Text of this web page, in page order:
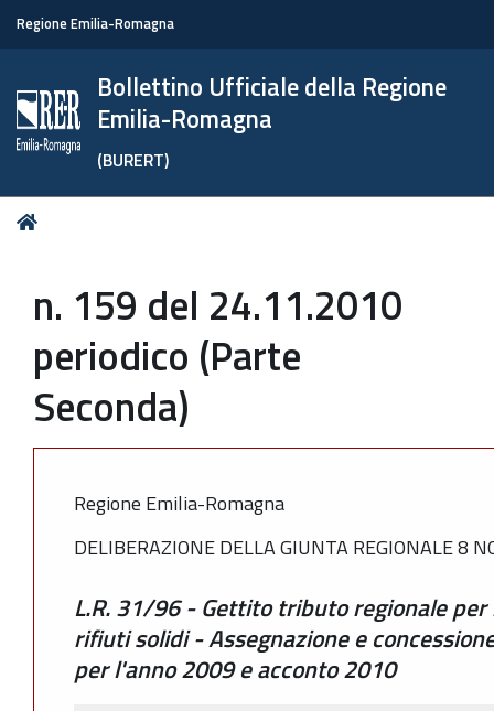
Regione Emilia-Romagna
Bollettino Ufficiale della Regione
Emilia-Romagna
(BURERT)
Tu
n. 159 del 24.11.2010
periodico (Parte
Seconda)
Regione Emilia-Romagna
DELIBERAZIONE DELLA GIUNTA REGIONALE 8
L.R. 31/96 - Gettito tributo regionale
rifiuti solidi - Assegnazione e
per l'anno 2009 e acconto 2010